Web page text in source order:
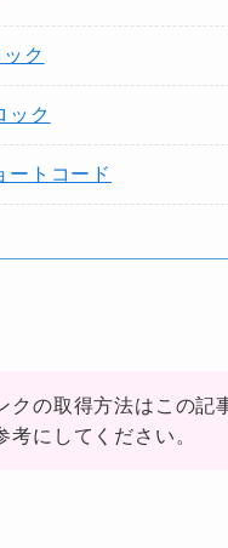
ク
ック
ートコード
クの取得方法はこの
考にしてください。